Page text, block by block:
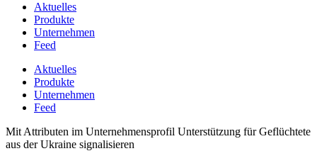
Aktuelles
Produkte
Unternehmen
Feed
Aktuelles
Produkte
Unternehmen
Feed
Mit Attributen im Unternehmensprofil Unterstützung für Geflüchtete
aus der Ukraine signalisieren